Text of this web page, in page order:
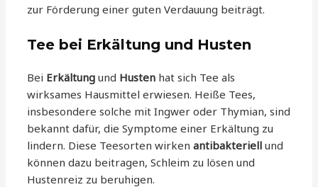
zur Förderung einer guten Verdauung beiträgt.
Tee bei Erkältung und Husten
Bei Erkältung und Husten hat sich Tee als
wirksames Hausmittel erwiesen. Heiße Tees,
insbesondere solche mit Ingwer oder Thymian, sind
bekannt dafür, die Symptome einer Erkältung zu
lindern. Diese Teesorten wirkenantibakteriell und
können dazu beitragen, Schleim zu lösen und
Hustenreiz zu beruhigen.